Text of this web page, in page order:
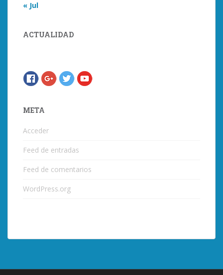
« Jul
ACTUALIDAD
META
Acceder
Feed de entradas
Feed de comentarios
WordPress.org